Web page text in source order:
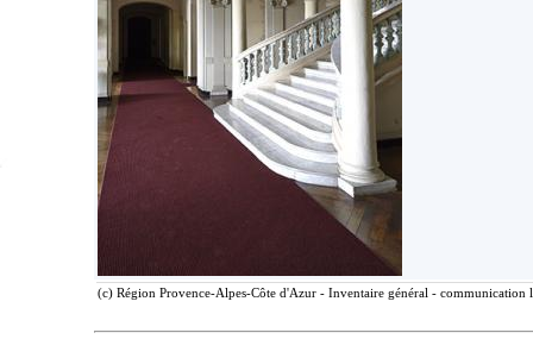
(c) Région Provence-Alpes-Côte d'Azur - Inventaire général -